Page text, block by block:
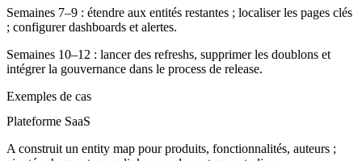
Semaines 7–9 : étendre aux entités restantes ; localiser les pages clés
; configurer dashboards et alertes.
Semaines 10–12 : lancer des refreshs, supprimer les doublons et
intégrer la gouvernance dans le process de release.
Exemples de cas
Plateforme SaaS
A construit un entity map pour produits, fonctionnalités, auteurs ;